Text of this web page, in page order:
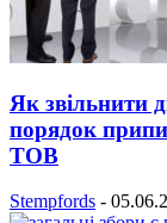
Як звільнити
порядок
ТОВ
Stempfords -